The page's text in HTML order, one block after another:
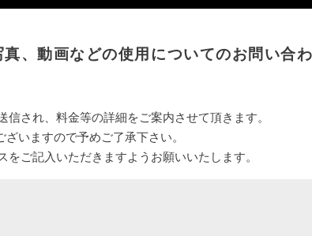
真、動画などの使用についてのお問い合
され、料金等の詳細をご案内させて頂きます。
いますので予めご了承下さい。
ご記入いただきますようお願いいたします。